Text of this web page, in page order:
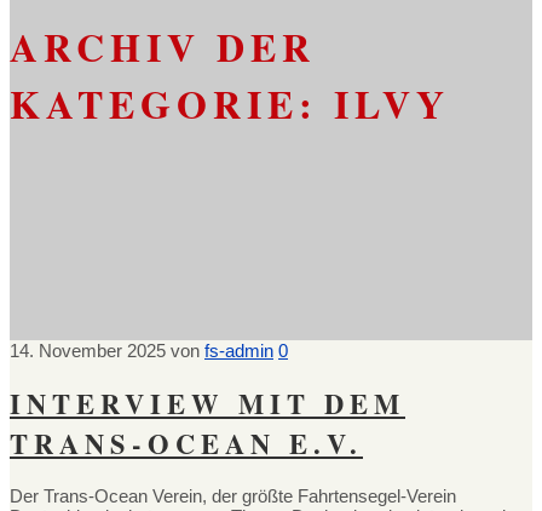
ARCHIV DER
KATEGORIE: ILVY
14. November 2025 von fs-admin 0
INTERVIEW MIT DEM
TRANS-OCEAN E.V.
Der Trans-Ocean Verein, der größte Fahrtensegel-Verein